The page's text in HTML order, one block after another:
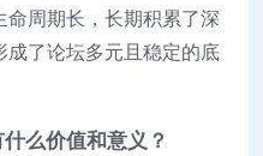
周期长，长期积累了深
了论坛多元且稳定的底
么价值和意义？